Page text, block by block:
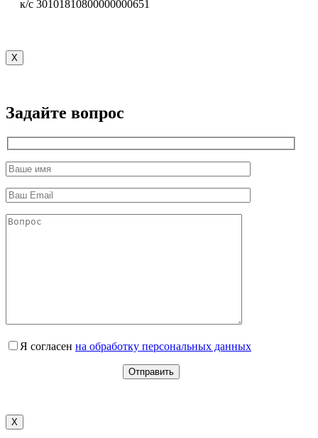
к/с 30101810800000000651
X
Задайте вопрос
Я согласен на обработку персональных данных
X